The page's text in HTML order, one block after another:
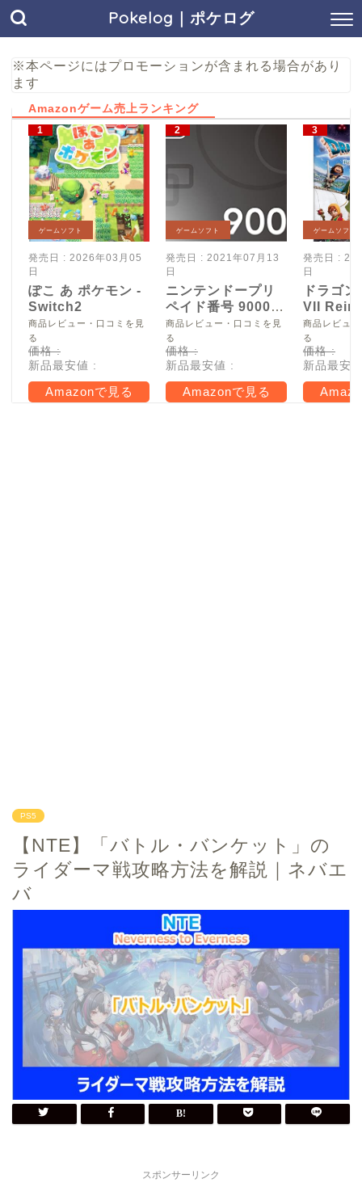
Pokelog｜ポケログ
※本ページにはプロモーションが含まれる場合があり
ます
Amazonゲーム売上ランキング
ゲームソフト
発売日 : 2026年03月05
日
ぽこ あ ポケモン -
Switch2
商品レビュー・口コミを見
る
価格 :
新品最安値 :
Amazonで見る
ゲームソフト
発売日 : 2021年07月13
日
ニンテンドープリ
ペイド番号 9000
円|オンラインコー
ド版
商品レビュー・口コミを見
る
価格 :
新品最安値 :
Amazonで見る
ゲームソフト
発売日 :
日
ドラゴ
VII
Switch2
商品レビュ
る
価格 :
新品最安
PS5
【NTE】「バトル・バンケット」の
ライダーマ戦攻略方法を解説｜ネバエ
バ
スポンサーリンク